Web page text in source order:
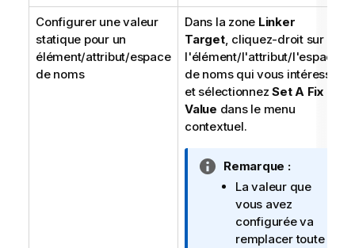
n
s
Configurer une valeur
statique pour un
élément/attribut/espace
de noms
Dans la zone Linker
Target, cliquez-droit sur
l'élément/l'attribut/l'espace
de noms qui vous intéresse
et sélectionnez Set A Fix
Value dans le menu
contextuel.
N
o
Remarque :
La valeur que
vous avez
configurée va
remplacer toute